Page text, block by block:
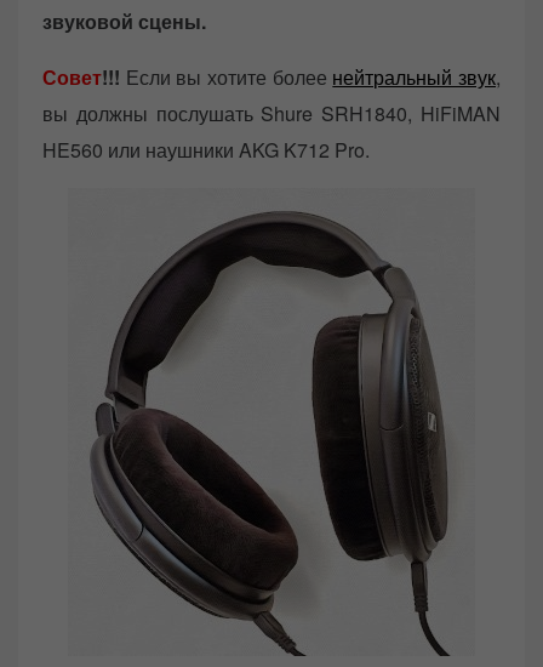
звуковой сцены.
Совет!!! Если вы хотите более нейтральный звук,
вы должны послушать Shure SRH1840, HiFiMAN
HE560 или наушники AKG K712 Pro.